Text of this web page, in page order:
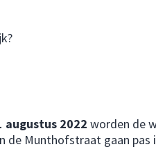
augustus 2022 worden de
de Munthofstraat gaan pas